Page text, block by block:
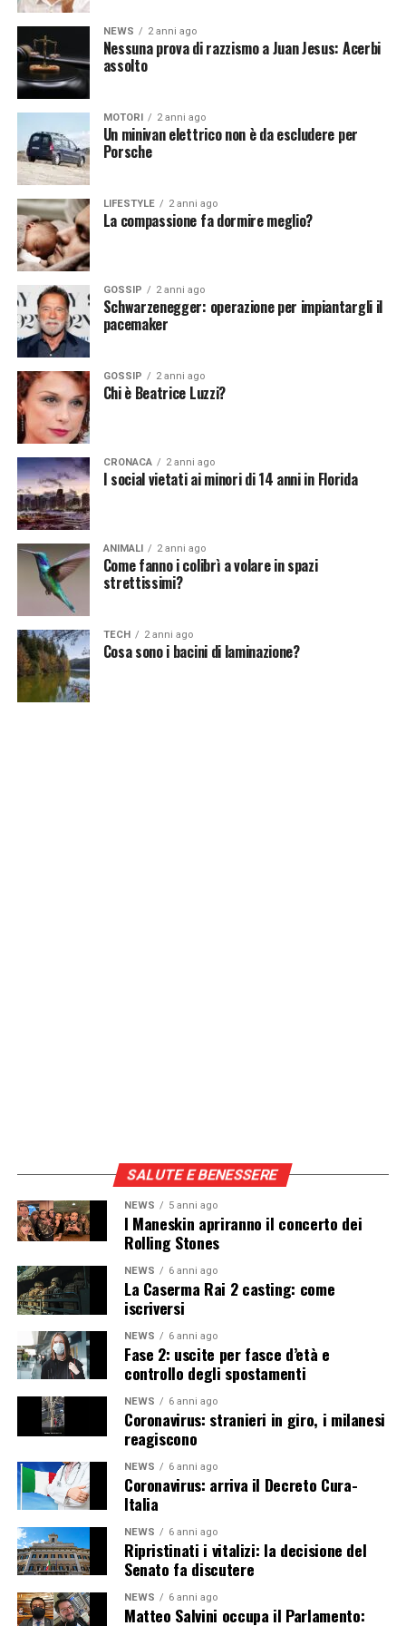
Continua a leggere su atuttonotizie.it
Vuoi essere sempre aggiornato e ricevere le principali
notizie del giorno? Iscriviti alla nostra Newsletter
Continua a leggere su atuttonotizie.it
Vuoi essere sempre aggiornato e ricevere le principali
notizie del giorno? Iscriviti alla nostra Newsletter
NEWS 2 anni ago
Nessuna prova di razzismo a Juan Jesus: Acerbi
assolto
MOTORI 2 anni ago
Un minivan elettrico non è da escludere per
Porsche
LIFESTYLE 2 anni ago
La compassione fa dormire meglio?
GOSSIP 2 anni ago
Schwarzenegger: operazione per impiantargli il
pacemaker
GOSSIP 2 anni ago
Chi è Beatrice Luzzi?
CRONACA 2 anni ago
I social vietati ai minori di 14 anni in Florida
ANIMALI 2 anni ago
Come fanno i colibrì a volare in spazi
strettissimi?
TECH 2 anni ago
Cosa sono i bacini di laminazione?
SALUTE E BENESSERE
NEWS 5 anni ago
I Maneskin apriranno il concerto dei
Rolling Stones
NEWS 6 anni ago
La Caserma Rai 2 casting: come
iscriversi
NEWS 6 anni ago
Fase 2: uscite per fasce d’età e
controllo degli spostamenti
NEWS 6 anni ago
Coronavirus: stranieri in giro, i milanesi
reagiscono
NEWS 6 anni ago
Coronavirus: arriva il Decreto Cura-
Italia
NEWS 6 anni ago
Ripristinati i vitalizi: la decisione del
Senato fa discutere
NEWS 6 anni ago
Matteo Salvini occupa il Parlamento: